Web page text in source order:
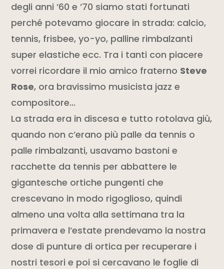
degli anni ’60 e ’70 siamo stati fortunati
perché potevamo giocare in strada: calcio,
tennis, frisbee, yo-yo, palline rimbalzanti
super elastiche ecc. Tra i tanti con piacere
vorrei ricordare il mio amico fraterno Steve
Rose, ora bravissimo musicista jazz e
compositore…
La strada era in discesa e tutto rotolava giù,
quando non c’erano più palle da tennis o
palle rimbalzanti, usavamo bastoni e
racchette da tennis per abbattere le
gigantesche ortiche pungenti che
crescevano in modo rigoglioso, quindi
almeno una volta alla settimana tra la
primavera e l’estate prendevamo la nostra
dose di punture di ortica per recuperare i
nostri tesori e poi si cercavano le foglie di